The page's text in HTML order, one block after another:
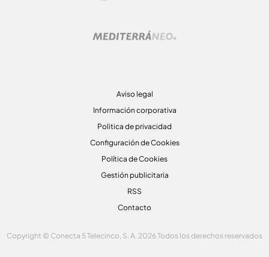
Aviso legal
Información corporativa
Politica de privacidad
Configuración de Cookies
Política de Cookies
Gestión publicitaria
RSS
Contacto
Copyright © Conecta 5 Telecinco, S. A. 2026 Todos los derechos reservados